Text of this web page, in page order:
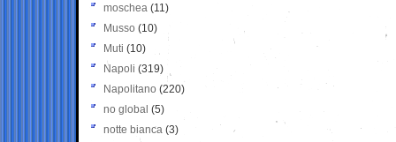
moschea (11)
Musso (10)
Muti (10)
Napoli (319)
Napolitano (220)
no global (5)
notte bianca (3)